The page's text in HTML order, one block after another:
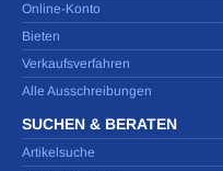
Online-Konto
Bieten
Verkaufsverfahren
Alle Ausschreibungen
SUCHEN & BERATEN
Artikelsuche